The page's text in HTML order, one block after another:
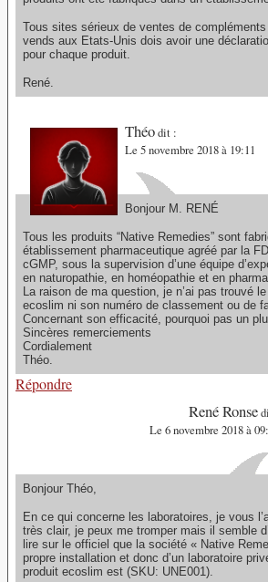
Tous sites sérieux de ventes de
vends aux Etats-Unis dois avoir une
pour chaque produit.
René.
Théodit :
Le 5 novembre 2018 à 19:11
Bonjour M. RENÉ
Tous les produits “Native Remedies” sont
établissement pharmaceutique agréé par la
cGMP, sous la supervision d’une équipe
en naturopathie, en homéopathie et en
La raison de ma question, je n’ai pas trouvé
ecoslim ni son numéro de classement ou de
Concernant son efficacité, pourquoi pas un
Sincères remerciements
Cordialement
Théo.
Répondre
René Ronse
Le 6 novembre 2018 à
Bonjour Théo,
En ce qui concerne les laboratoires, je vous
très clair, je peux me tromper mais il semble
lire sur le officiel que la société « Native
propre installation et donc d’un laboratoire
produit ecoslim est (SKU: UNE001).